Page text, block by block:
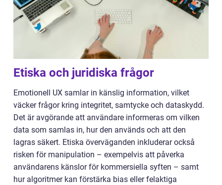
Etiska och juridiska frågor
Emotionell UX samlar in känslig information, vilket
väcker frågor kring integritet, samtycke och dataskydd.
Det är avgörande att användare informeras om vilken
data som samlas in, hur den används och att den
lagras säkert. Etiska överväganden inkluderar också
risken för manipulation – exempelvis att påverka
användarens känslor för kommersiella syften – samt
hur algoritmer kan förstärka bias eller felaktiga